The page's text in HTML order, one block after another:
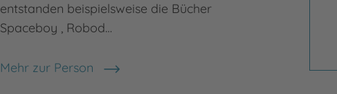
entstanden beispielsweise die Bücher
Spaceboy , Robod…
Mehr zur Person
Adam Stower